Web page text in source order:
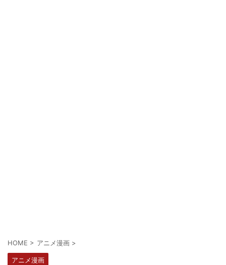
HOME > アニメ漫画 >
アニメ漫画